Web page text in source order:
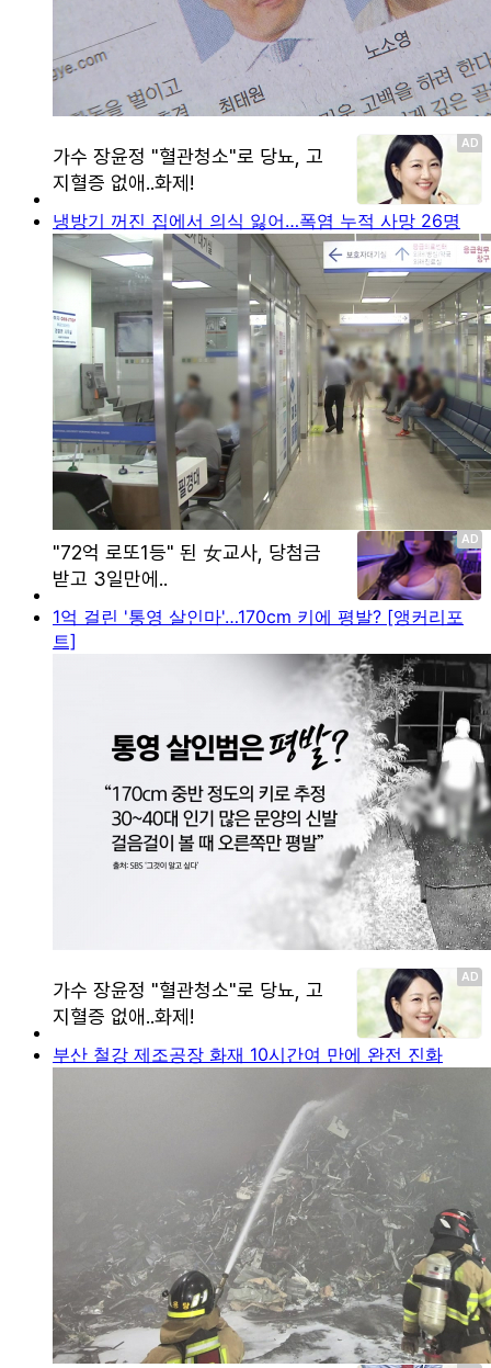
냉방기 꺼진 집에서 의식 잃어…폭염 누적 사망 26명
1억 걸린 '통영 살인마'…170cm 키에 평발? [앵커리포
트]
부산 철강 제조공장 화재 10시간여 만에 완전 진화